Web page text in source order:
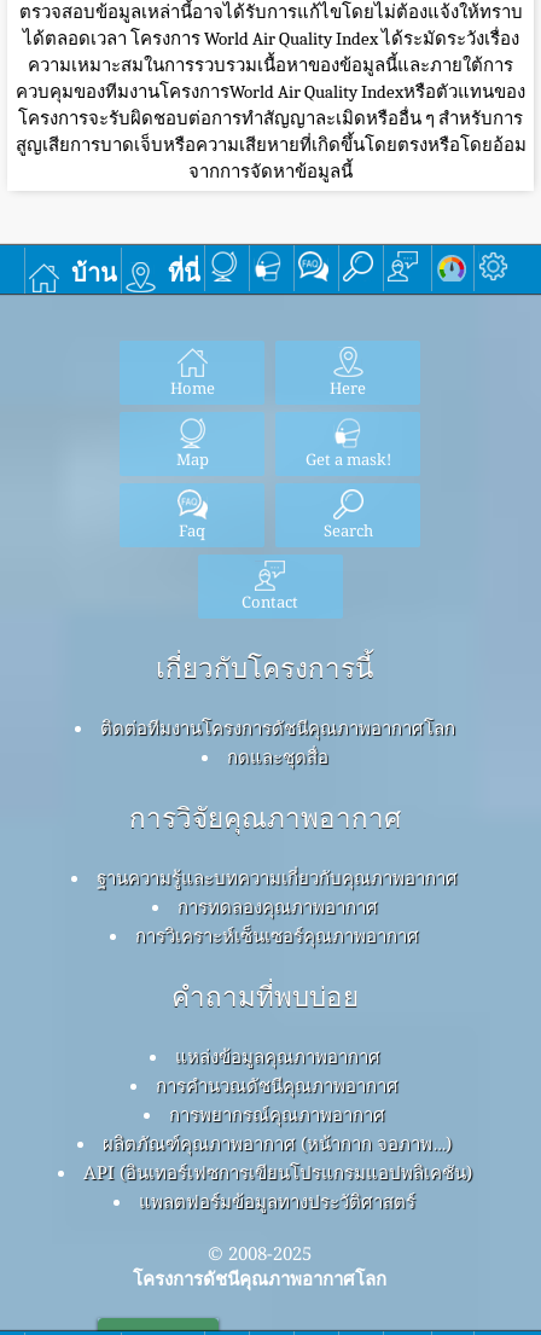
ตรวจสอบข้อมูลเหล่านี้อาจได้รับการแก้ไขโดยไม่ต้องแจ้งให้ทราบ
ได้ตลอดเวลา โครงการ World Air Quality Index ได้ระมัดระวังเรื่อง
ความเหมาะสมในการรวบรวมเนื้อหาของข้อมูลนี้และภายใต้การ
ควบคุมของทีมงานโครงการWorld Air Quality Indexหรือตัวแทนของ
โครงการจะรับผิดชอบต่อการทำสัญญาละเมิดหรืออื่น ๆ สำหรับการ
สูญเสียการบาดเจ็บหรือความเสียหายที่เกิดขึ้นโดยตรงหรือโดยอ้อม
จากการจัดหาข้อมูลนี้
บ้าน ที่นี่
Home Here
Map Get a mask!
Faq Search
Contact
เกี่ยวกับโครงการนี้
ติดต่อทีมงานโครงการดัชนีคุณภาพอากาศโลก
กดและชุดสื่อ
การวิจัยคุณภาพอากาศ
ฐานความรู้และบทความเกี่ยวกับคุณภาพอากาศ
การทดลองคุณภาพอากาศ
การวิเคราะห์เซ็นเซอร์คุณภาพอากาศ
คำถามที่พบบ่อย
แหล่งข้อมูลคุณภาพอากาศ
การคำนวณดัชนีคุณภาพอากาศ
การพยากรณ์คุณภาพอากาศ
ผลิตภัณฑ์คุณภาพอากาศ (หน้ากาก จอภาพ…)
API (อินเทอร์เฟซการเขียนโปรแกรมแอปพลิเคชัน)
แพลตฟอร์มข้อมูลทางประวัติศาสตร์
© 2008-2025
โครงการดัชนีคุณภาพอากาศโลก